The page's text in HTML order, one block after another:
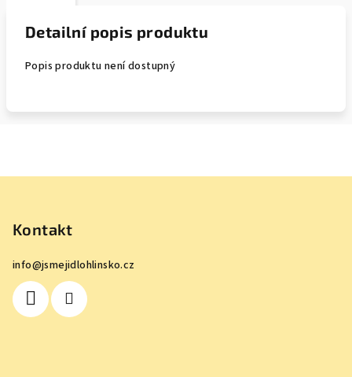
Detailní popis produktu
Popis produktu není dostupný
Kontakt
info@jsmejidlohlinsko.cz